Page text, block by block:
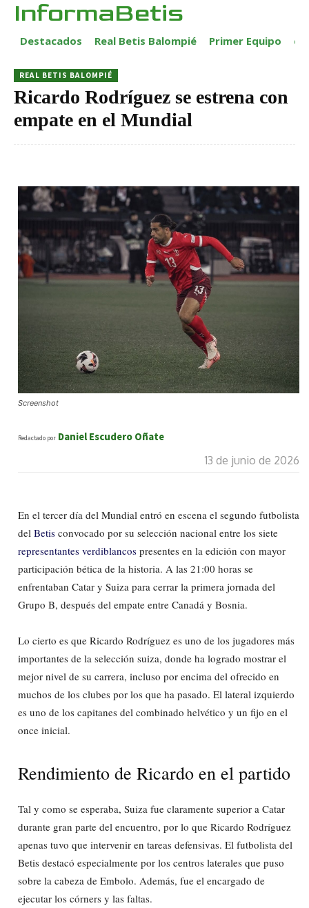
InformaBetis
Destacados Real Betis Balompié Primer Equipo
REAL BETIS BALOMPIÉ
Ricardo Rodríguez se estrena con
empate en el Mundial
Screenshot
Redactado por Daniel Escudero Oñate
13 de junio de 2026
En el tercer día del Mundial entró en escena el segundo futbolista
del Betis convocado por su selección nacional entre los siete
representantes verdiblancos presentes en la edición con mayor
participación bética de la historia. A las 21:00 horas se
enfrentaban Catar y Suiza para cerrar la primera jornada del
Grupo B, después del empate entre Canadá y Bosnia.
Lo cierto es que Ricardo Rodríguez es uno de los jugadores más
importantes de la selección suiza, donde ha logrado mostrar el
mejor nivel de su carrera, incluso por encima del ofrecido en
muchos de los clubes por los que ha pasado. El lateral izquierdo
es uno de los capitanes del combinado helvético y un fijo en el
once inicial.
Rendimiento de Ricardo en el partido
Tal y como se esperaba, Suiza fue claramente superior a Catar
durante gran parte del encuentro, por lo que Ricardo Rodríguez
apenas tuvo que intervenir en tareas defensivas. El futbolista del
Betis destacó especialmente por los centros laterales que puso
sobre la cabeza de Embolo. Además, fue el encargado de
ejecutar los córners y las faltas.